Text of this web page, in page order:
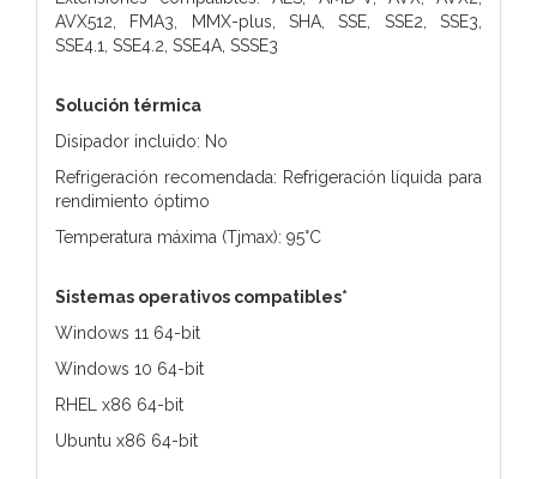
AVX512, FMA3, MMX-plus, SHA, SSE, SSE2, SSE3,
SSE4.1, SSE4.2, SSE4A, SSSE3
Solución térmica
Disipador incluido: No
Refrigeración recomendada: Refrigeración líquida para
rendimiento óptimo
Temperatura máxima (Tjmax): 95°C
Sistemas operativos compatibles*
Windows 11 64-bit
Windows 10 64-bit
RHEL x86 64-bit
Ubuntu x86 64-bit